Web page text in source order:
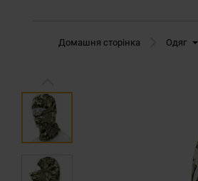
Домашня сторінка Одяг